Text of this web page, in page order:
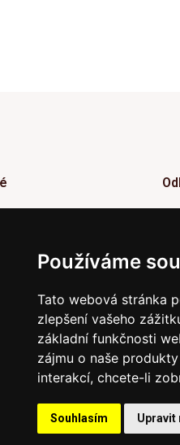
Používáme
Tato webová stránka
zlepšení vašeho
základní funkčnosti
zájmu o naše
interakcí, chcete-li
Souhlasím Upravit
podmínky
a ochrana osobních